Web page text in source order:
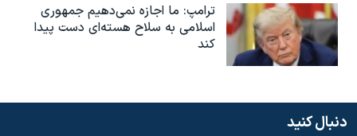
ترامپ: ما اجازه نمی‌دهیم جمهوری
اسلامی به سلاح هسته‌ای دست پیدا
کند
دنبال کنید